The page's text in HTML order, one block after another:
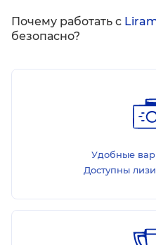
Почему работать с
безопасно?
Удобные
Доступны